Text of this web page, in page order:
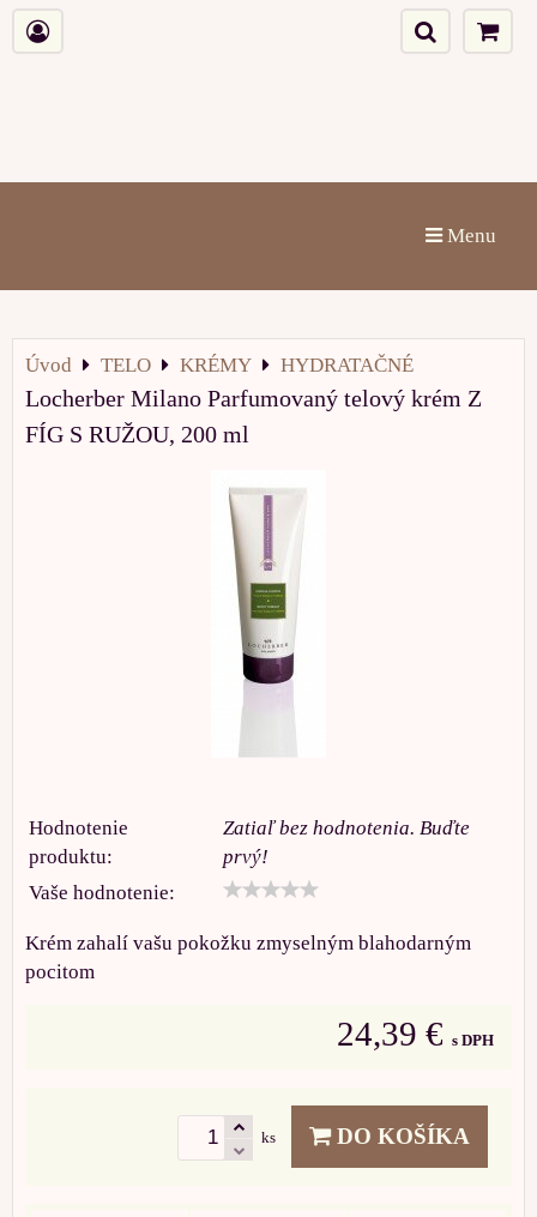
Menu
Úvod TELO KRÉMY HYDRATAČNÉ
Locherber Milano Parfumovaný telový krém Z
FÍG S RUŽOU, 200 ml
Hodnotenie
produktu:
Zatiaľ bez hodnotenia. Buďte
prvý!
Vaše hodnotenie:
Krém zahalí vašu pokožku zmyselným blahodarným
pocitom
24,39 € s DPH
ks DO KOŠÍKA